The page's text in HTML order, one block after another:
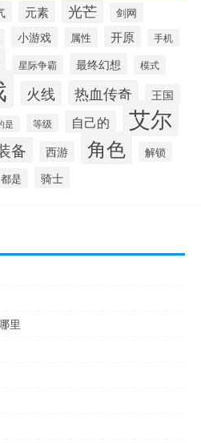
元素 光芒
剑网
小游戏 属性 开原 手机
星际争霸 最终幻想 模式
火线 热血传奇 王国
是 等级 自己的 艾尔
备 西游 角色 解锁
都是 骑士
里